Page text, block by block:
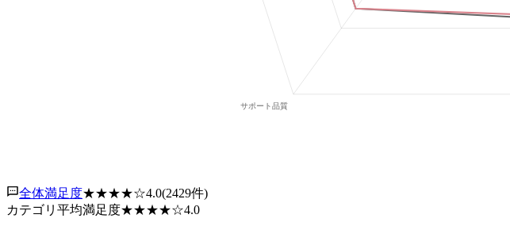
全体満足度★★★★☆4.0(2429件)
カテゴリ平均満足度★★★★☆4.0